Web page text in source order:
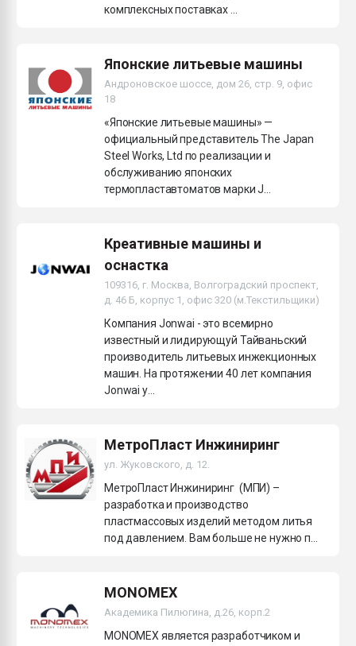
комплексных поставках ...
Японские литьевые машины
Андроновское шоссе, дом 26, стр. 9, офис
18
«Японские литьевые машины» —
официальный представитель The Japan
Steel Works, Ltd по реализации и
обслуживанию японских
термопластавтоматов марки J...
Креативные машины и
оснастка
109316, г. Москва, Волгоградский проспект,
д. 46 Б, корпус 1, офис 320 (м.Текстильщики)
Компания Jonwai - это всемирно
известный и лидирующуй Тайваньский
производитель литьевых инжекционных
машин. На протяжении 40 лет компания
Jonwai у...
МетроПласт Инжиниринг
ул. Жуковского, д. 12.
МетроПласт Инжиниринг (МПИ) –
разработка и производство
пластмассовых изделий методом литья
под давлением. Вам больше не нужно п...
MONOMEX
Академика Пилюгина, д.26, корп.2
MONOMEX является разработчиком и